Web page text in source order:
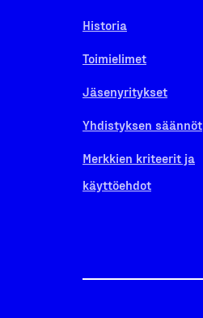
Historia
Toimielimet
Jäsenyritykset
Yhdistyksen säännöt
Merkkien kriteerit ja
käyttöehdot